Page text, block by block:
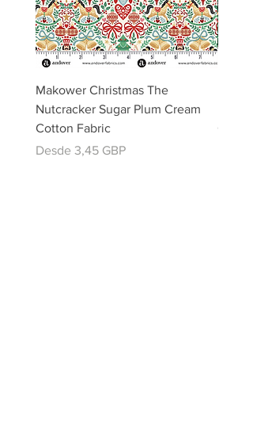
Makower Christmas The
Nutcracker Sugar Plum Cream
Cotton Fabric
Desde 3,45 GBP
Precio de oferta